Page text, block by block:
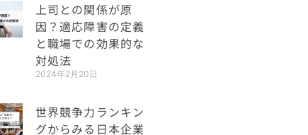
上司との関係が原
因？適応障害の定義
と職場での効果的な
対処法
2024年2月20日
世界競争力ランキン
グからみる日本企業